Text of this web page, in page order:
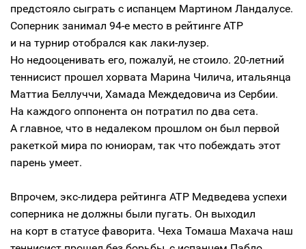
предстояло сыграть с испанцем Мартином Ландалусе.
Соперник занимал 94-е место в рейтинге ATP
и на турнир отобрался как лаки-лузер.
Но недооценивать его, пожалуй, не стоило. 20-летний
теннисист прошел хорвата Марина Чилича, итальянца
Маттиа Беллуччи, Хамада Междедовича из Сербии.
На каждого оппонента он потратил по два сета.
А главное, что в недалеком прошлом он был первой
ракеткой мира по юниорам, так что побеждать этот
парень умеет.
Впрочем, экс-лидера рейтинга ATP Медведева успехи
соперника не должны были пугать. Он выходил
на корт в статусе фаворита. Чеха Томаша Махача наш